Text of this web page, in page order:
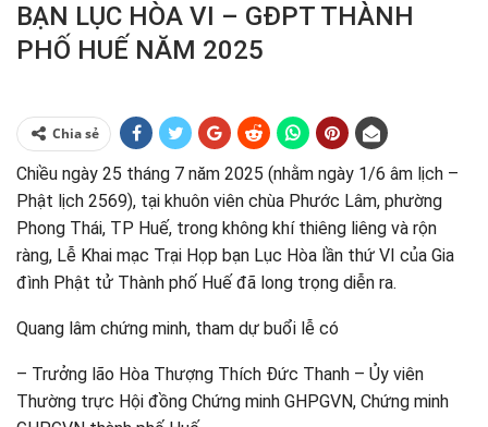
BẠN LỤC HÒA VI – GĐPT THÀNH
PHỐ HUẾ NĂM 2025
Chia sẻ
Chiều ngày 25 tháng 7 năm 2025 (nhằm ngày 1/6 âm lịch –
Phật lịch 2569), tại khuôn viên chùa Phước Lâm, phường
Phong Thái, TP Huế, trong không khí thiêng liêng và rộn
ràng, Lễ Khai mạc Trại Họp bạn Lục Hòa lần thứ VI của Gia
đình Phật tử Thành phố Huế đã long trọng diễn ra.
Quang lâm chứng minh, tham dự buổi lễ có
– Trưởng lão Hòa Thượng Thích Đức Thanh – Ủy viên
Thường trực Hội đồng Chứng minh GHPGVN, Chứng minh